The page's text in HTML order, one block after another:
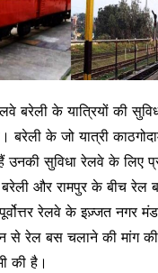
बरेली के यात्रियों की
बरेली के जो यात्री
उनकी सुविधा रेलवे के लिए
बरेली और रामपुर के बीच रेल
रेलवे के इज़्जत नगर
से रेल बस चलाने की मांग
की है।